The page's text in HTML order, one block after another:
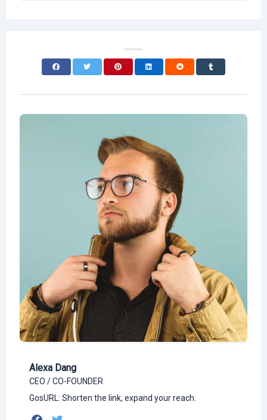
Alexa Dang
CEO / CO-FOUNDER
GosURL: Shorten the link, expand your reach.